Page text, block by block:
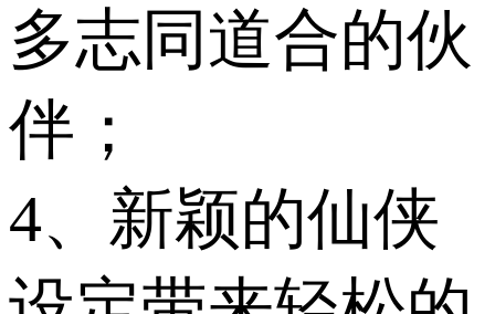
多志同道合的伙
伴；
4、新颖的仙侠